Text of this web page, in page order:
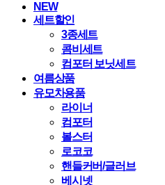
NEW
세트할인
3종세트
콤비세트
컴포터 보닛세트
여름상품
유모차용품
라이너
컴포터
볼스터
로코코
핸들커버/글러브
베시넷